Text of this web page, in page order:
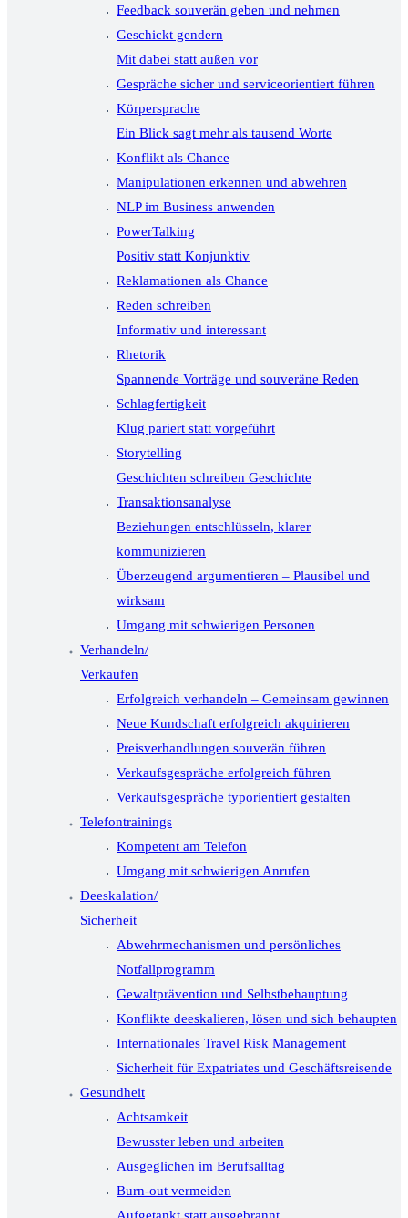
Feedback souverän geben und nehmen
Geschickt gendern
Mit dabei statt außen vor
Gespräche sicher und serviceorientiert führen
Körpersprache
Ein Blick sagt mehr als tausend Worte
Konflikt als Chance
Manipulationen erkennen und abwehren
NLP im Business anwenden
PowerTalking
Positiv statt Konjunktiv
Reklamationen als Chance
Reden schreiben
Informativ und interessant
Rhetorik
Spannende Vorträge und souveräne Reden
Schlagfertigkeit
Klug pariert statt vorgeführt
Storytelling
Geschichten schreiben Geschichte
Transaktionsanalyse
Beziehungen entschlüsseln, klarer
kommunizieren
Überzeugend argumentieren – Plausibel und
wirksam
Umgang mit schwierigen Personen
Verhandeln/
Verkaufen
Erfolgreich verhandeln – Gemeinsam gewinnen
Neue Kundschaft erfolgreich akquirieren
Preisverhandlungen souverän führen
Verkaufsgespräche erfolgreich führen
Verkaufsgespräche typorientiert gestalten
Telefontrainings
Kompetent am Telefon
Umgang mit schwierigen Anrufen
Deeskalation/
Sicherheit
Abwehrmechanismen und persönliches
Notfallprogramm
Gewaltprävention und Selbstbehauptung
Konflikte deeskalieren, lösen und sich behaupten
Internationales Travel Risk Management
Sicherheit für Expatriates und Geschäftsreisende
Gesundheit
Achtsamkeit
Bewusster leben und arbeiten
Ausgeglichen im Berufsalltag
Burn-out vermeiden